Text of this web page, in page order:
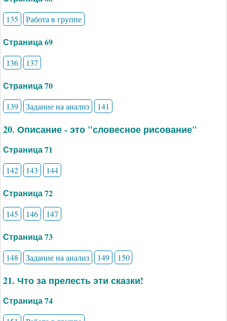
135 Работа в группе
Страница 69
136 137
Страница 70
139 Задание на анализ 141
20. Описание - это "словесное рисование"
Страница 71
142 143 144
Страница 72
145 146 147
Страница 73
148 Задание на анализ 149 150
21. Что за прелесть эти сказки!
Страница 74